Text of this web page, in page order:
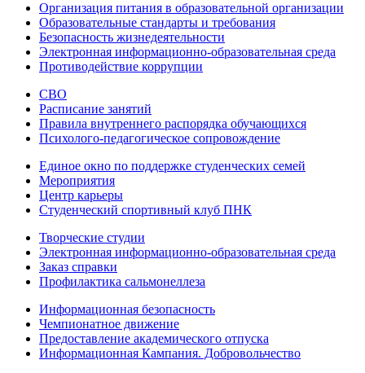
Организация питания в образовательной организации
Образовательные стандарты и требования
Безопасность жизнедеятельности
Электронная информационно-образовательная среда
Противодействие коррупции
СВО
Расписание занятий
Правила внутреннего распорядка обучающихся
Психолого-педагогическое сопровождение
Единое окно по поддержке студенческих семей
Мероприятия
Центр карьеры
Студенческий спортивный клуб ПНК
Творческие студии
Электронная информационно-образовательная среда
Заказ справки
Профилактика сальмонеллеза
Информационная безопасность
Чемпионатное движение
Предоставление академического отпуска
Информационная Кампания. Добровольчество